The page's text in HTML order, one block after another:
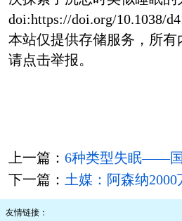
doi:https://doi.org/10.1038/
本站仅提供存储服务，所
请点击举报。
上一篇： 6种类型失眠——国
下一篇： 土媒：阿森纳
友情链接：